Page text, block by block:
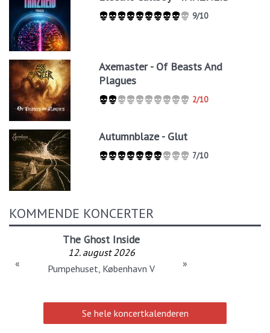
9/10
Axemaster - Of Beasts And
Plagues
2/10
Autumnblaze - Glut
7/10
KOMMENDE KONCERTER
The Ghost Inside
12. august 2026
Pumpehuset, København V
« »
Se hele koncertkalenderen